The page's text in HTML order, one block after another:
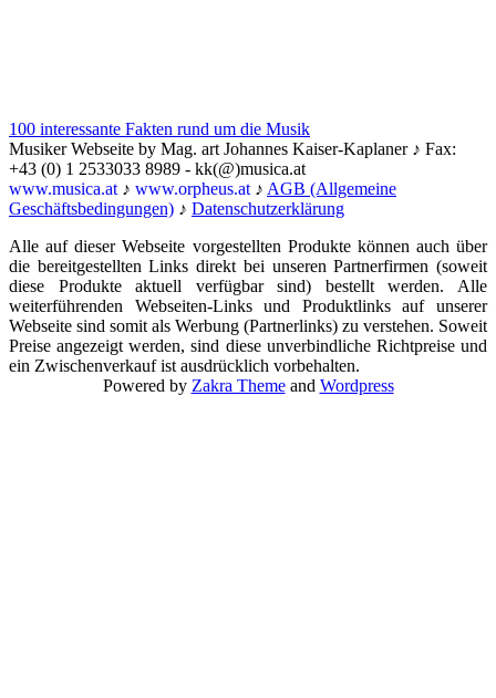
100 interessante Fakten rund um die Musik
Musiker Webseite by Mag. art Johannes Kaiser-Kaplaner ♪ Fax:
+43 (0) 1 2533033 8989 - kk(@)musica.at
www.musica.at ♪ www.orpheus.at ♪ AGB (Allgemeine
Geschäftsbedingungen) ♪ Datenschutzerklärung
Alle auf dieser Webseite vorgestellten Produkte können auch über
die bereitgestellten Links direkt bei unseren Partnerfirmen (soweit
diese Produkte aktuell verfügbar sind) bestellt werden. Alle
weiterführenden Webseiten-Links und Produktlinks auf unserer
Webseite sind somit als Werbung (Partnerlinks) zu verstehen. Soweit
Preise angezeigt werden, sind diese unverbindliche Richtpreise und
ein Zwischenverkauf ist ausdrücklich vorbehalten.
Powered by Zakra Themeand Wordpress